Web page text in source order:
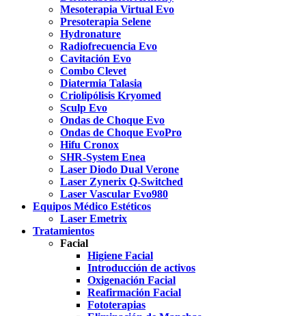
Mesoterapia Virtual Evo
Presoterapia Selene
Hydronature
Radiofrecuencia Evo
Cavitación Evo
Combo Clevet
Diatermia Talasia
Criolipólisis Kryomed
Sculp Evo
Ondas de Choque Evo
Ondas de Choque EvoPro
Hifu Cronox
SHR-System Enea
Laser Diodo Dual Verone
Laser Zynerix Q-Switched
Laser Vascular Evo980
Equipos Médico Estéticos
Laser Emetrix
Tratamientos
Facial
Higiene Facial
Introducción de activos
Oxigenación Facial
Reafirmación Facial
Fototerapias